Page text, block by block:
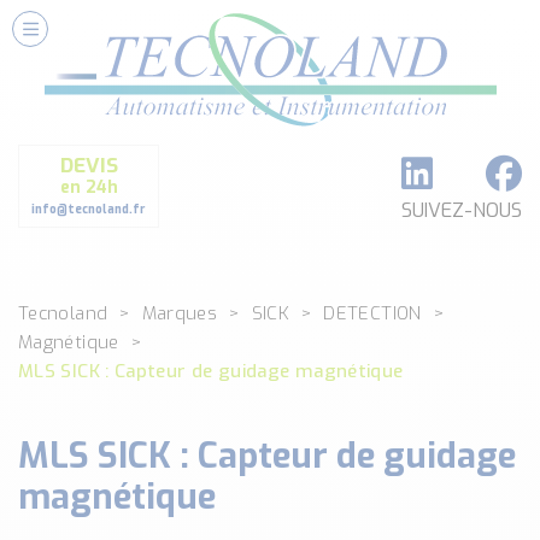
DEVIS
en 24h
info@tecnoland.fr SUIVEZ-NOUS
Nos Services
Conseils et Fourniture
Formation et Assistance
Architecture I-O Link multi fabricants
Classé par catégorie
DEBIT
DETECTION
SECURITE MACHINE
ENREGISTREUR + ACQUISITION DE DONNEES
Voir toutes les catégories …
Tecnoland Marques SICK
DETECTION
Magnétique
MLS SICK : Capteur de guidage magnétique
MLS SICK : Capteur de guidage
magnétique